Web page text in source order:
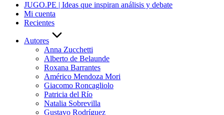
JUGO.PE | Ideas que inspiran análisis y debate
Mi cuenta
Recientes
Autores
Anna Zucchetti
Alberto de Belaunde
Roxana Barrantes
Américo Mendoza Mori
Giacomo Roncagliolo
Patricia del Río
Natalia Sobrevilla
Gustavo Rodríguez